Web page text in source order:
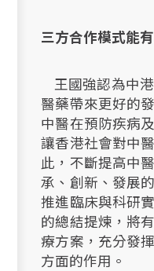
三方合作模式能
王國強認為中
醫藥帶來更好的
中醫在預防疾病
讓香港社會對中
此，不斷提高中
承、創新、發展
推進臨床與科研
的總結提煉，將
療方案，充分發
方面的作用。